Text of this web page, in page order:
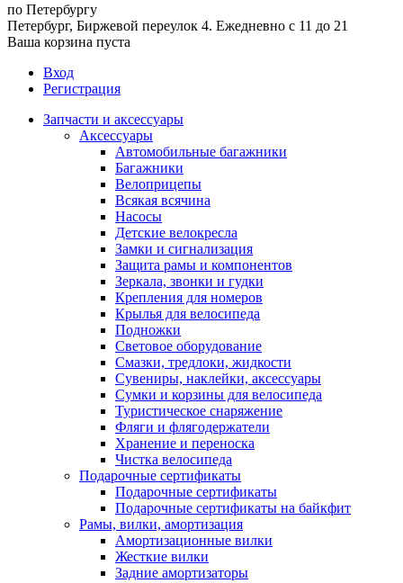
по Петербургу
Петербург, Биржевой переулок 4. Ежедневно с 11 до 21
Ваша корзина пуста
Вход
Регистрация
Запчасти и аксессуары
Аксессуары
Автомобильные багажники
Багажники
Велоприцепы
Всякая всячина
Насосы
Детские велокресла
Замки и сигнализация
Защита рамы и компонентов
Зеркала, звонки и гудки
Крепления для номеров
Крылья для велосипеда
Подножки
Световое оборудование
Смазки, тредлоки, жидкости
Сувениры, наклейки, аксессуары
Сумки и корзины для велосипеда
Туристическое снаряжение
Фляги и флягодержатели
Хранение и переноска
Чистка велосипеда
Подарочные сертификаты
Подарочные сертификаты
Подарочные сертификаты на байкфит
Рамы, вилки, амортизация
Амортизационные вилки
Жесткие вилки
Задние амортизаторы